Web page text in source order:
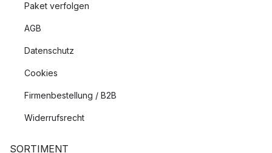
Paket verfolgen
AGB
Datenschutz
Cookies
Firmenbestellung / B2B
Widerrufsrecht
SORTIMENT